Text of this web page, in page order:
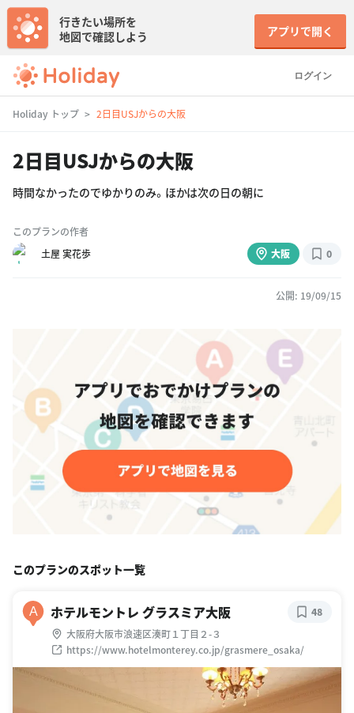
ログイン
行きたい場所を
地図で確認しよう
アプリで開く
Holiday トップ 2日目USJからの大阪
2日目USJからの大阪
時間なかったのでゆかりのみ。ほかは次の日の朝に
このプランの作者
土屋 実花歩
大阪 0
公開: 19/09/15
このプランのスポット一覧
A ホテルモントレ グラスミア大阪
大阪府大阪市浪速区湊町１丁目２-３
https://www.hotelmonterey.co.jp/grasmere_osaka/
48